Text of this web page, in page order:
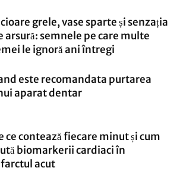
grele, vase sparte și senzația
arsură: semnele pe care multe
le ignoră ani întregi
este recomandata purtarea
aparat dentar
ce contează fiecare minut și cum
biomarkerii cardiaci în
acut